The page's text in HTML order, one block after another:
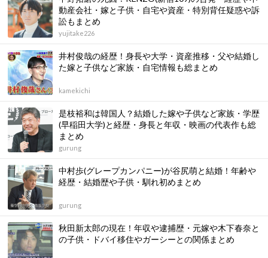
動産会社・嫁と子供・自宅や資産・特別背任疑惑や訴
訟もまとめ
yujitake226
井村俊哉の経歴！身長や大学・資産推移・父や結婚し
た嫁と子供など家族・自宅情報も総まとめ
kamekichi
是枝裕和は韓国人？結婚した嫁や子供など家族・学歴
(早稲田大学)と経歴・身長と年収・映画の代表作も総
まとめ
gurung
中村歩(グレープカンパニー)が谷尻萌と結婚！年齢や
経歴・結婚歴や子供・馴れ初めまとめ
gurung
秋田新太郎の現在！年収や逮捕歴・元嫁や木下春奈と
の子供・ドバイ移住やガーシーとの関係まとめ